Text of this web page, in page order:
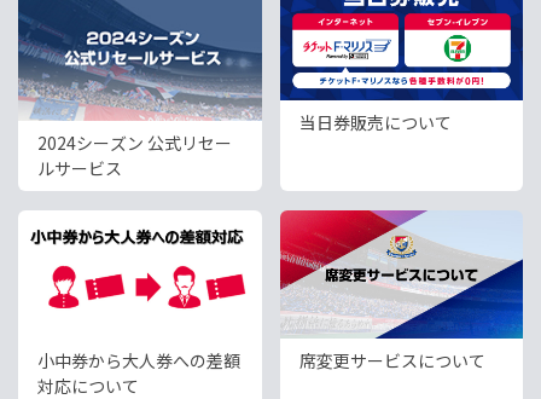
2024シーズン 公式リセー
ルサービス
当日券販売について
小中券から大人券への差額
対応について
席変更サービスについて